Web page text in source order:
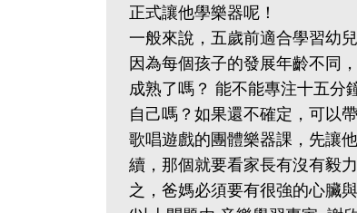
正式讓他學樂器呢！
一般來說，五歲前適合學習幼
因為每個孩子的發展年齡不同
成熟了嗎？ 能不能專注十五分
自己嗎？如果還不確定，可以
歌唱遊戲的團體樂器課，先讓
續，那個就要看家長有沒有毅
之，爸媽必須要有很強的心臟